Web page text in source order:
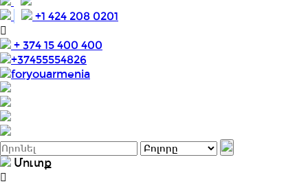
+1 424 208 0201
+ 374 15 400 400
+37455554826
foryouarmenia
Մուտք